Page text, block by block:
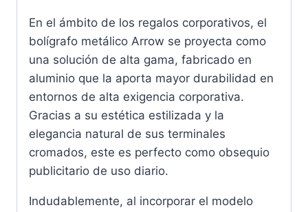
En el ámbito de los regalos corporativos, el
bolígrafo metálico Arrow se proyecta como
una solución de alta gama, fabricado en
aluminio que la aporta mayor durabilidad en
entornos de alta exigencia corporativa.
Gracias a su estética estilizada y la
elegancia natural de sus terminales
cromados, este es perfecto como obsequio
publicitario de uso diario.
Indudablemente, al incorporar el modelo